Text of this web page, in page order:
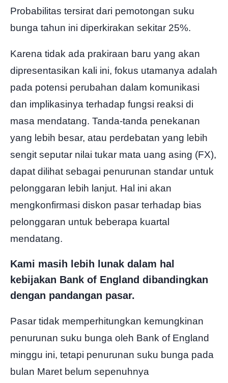
Probabilitas tersirat dari pemotongan suku
bunga tahun ini diperkirakan sekitar 25%.
Karena tidak ada prakiraan baru yang akan
dipresentasikan kali ini, fokus utamanya adalah
pada potensi perubahan dalam komunikasi
dan implikasinya terhadap fungsi reaksi di
masa mendatang. Tanda-tanda penekanan
yang lebih besar, atau perdebatan yang lebih
sengit seputar nilai tukar mata uang asing (FX),
dapat dilihat sebagai penurunan standar untuk
pelonggaran lebih lanjut. Hal ini akan
mengkonfirmasi diskon pasar terhadap bias
pelonggaran untuk beberapa kuartal
mendatang.
Kami masih lebih lunak dalam hal
kebijakan Bank of England dibandingkan
dengan pandangan pasar.
Pasar tidak memperhitungkan kemungkinan
penurunan suku bunga oleh Bank of England
minggu ini, tetapi penurunan suku bunga pada
bulan Maret belum sepenuhnya